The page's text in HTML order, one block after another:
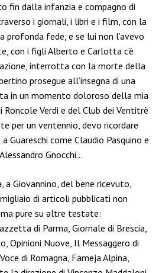
fin dalla infanzia e compagno di
i giornali, i libri e i film, con la
profonda fede, e se lui non l’avevo
con i figli Alberto e Carlotta c’è
interrotta con la morte della
prosegue all’insegna di una
in un momento doloroso della mia
Verdi e del Club dei Ventitrè
per un ventennio, devo ricordare
Guareschi come Claudio Pasquino e
Gnocchi…
Giovannino, del bene ricevuto,
di articoli pubblicati non
pure su altre testate:
di Parma, Giornale di Brescia,
Opinioni Nuove, Il Messaggero di
di Romagna, Fameja Alpina,